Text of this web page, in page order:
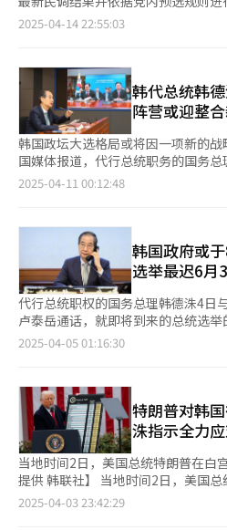
内共同参与大选，并直接提议韩德
韩德洙面对提议称会从实务方面进行
程。 11日，在首尔汝矣岛国民力量党总统候选人办公室，国民力
量党总统候选人金文洙（右）和前
抱致意。【图片来源 韩联社】
洙、李俊锡形成三者对决格局，三
7%。 政党支持率方面，共同民主党支持率为38%，国民力量党支
Public在本月23日至24日面向全国
保守阵营总统候选人适合度调查显示
第四。 在韩国盖洛普22日至24日面向全国18岁以上1005名选民进
行的未来政治领导人好感度调查中
东勋（8%）、洪准杓（7%）、金文洙
能受到韩德洙参选影响的问题，韩东
洪永林26日在汝矣岛竞选办公室举
人的支持者忠诚度非常高，因此不
何影响。” 另一方面，TV朝鲜委托民调机构K-stat Research在
23日至24日面向全国18岁以上1010
哲秀之间的差距分别为22、25和29个百分点。 国民
士表示，如果韩德洙正式加入总统
能随之变化，未来单一化谈判的推动也会
在国立大田显忠院举行的“第二届殉
代理总统职权的国务总理韩德洙正
社】
关税和贸易等议题的“2+2”形式磋商。 就韩美关税贸易问题
德洙指示成立经济安保战略特别工作
（音）担任支援组干事。 企划财政部将派出10名左右的负责人参
与磋商，包括负责关税贸易政策的
门负责人。产业部将派遣以负责美
的10名工作人员，考虑到阿拉斯加液
韩美造船领域合作可能成为磋商议
团队。
前雇佣劳动部长官金文洙、前大邱市
参选的呼声不断，这一格局仍存较大
所代表的选民意向将如何分散，也成为
体《Nocut新闻》委托韩国社会舆论
12日针对全国18岁以上男女1002人
在“泛保守阵营总统候选人支持率”
14.5%，韩东勋和前议员刘承旼均
卿瑗为6.4%，前党首李俊锡为5.4%
会议员安哲秀为3.3%。 然而，依据国民力量党最新通过的预选规
在该数据上，排名将出现变化。根
例”规定，所有党内预选相关舆论调
无特定支持政党者为对象。 据此，将上述调查中表明政党支持
为“国民力量”“无党派”或“不知
后，韩东勋支持率跃升至62.9%，超
为刘承旼（32.2%）、洪准杓（
世勋（9.7%）、安哲秀（8.4%）及李俊
布不参选的候选人后，具备晋级首轮
键，在于其在“政党支持未知”人群
据方面，在“国民力量党支持者”中
东勋21.3%，洪准杓14.0%，罗卿
党派人士”中，刘承旼支持率为
12.4%。而在“政党支持不知道”的
远高于其他人选。 不过，由于党章规定明确仅限“国民力量党支
持者”与“无党派人士”参与预选相
除“不知道”选项。这意味着，此类
2025-04-14 22:55:03
韩代总统韩
阵营或迎整
韩国政坛大选格局或将因一项新的
国媒体报道，代行总统职务的国务
份参选，并与保守阵营实现候选人
性”与“行政稳定感”的候选人，以
选人展开更有效对抗。在这一背景
温和稳健形象著称的韩德洙成为核心讨论对象。
报道，国民力量党内部多个总统参选
持高度警觉。一位不愿具名的竞选
我们的部分议员，最近态度开始模
关。”另一名竞选团队成员则表示，
体活动，包括提名宪法法院法官人选
入。 尽管韩德洙本人在与国务总理室高级官员座谈时曾表
示“连‘大选’两个字都不要提”，
守派资深议员指出：“很多时候，
时代所需。现在保守阵营氛围已经相
决断。” 舆论也为韩德洙的可能参选提供了有力支撑。根据
Embrain Public、Kstat Research
Hankook Research四家机构于本月
标调查（NBS），有56%的受访者
2025-04-11 00:12:48
韩国政府或
选举最迟6月
代行总统职权的国务总理韩德洙4日
卢泰岳通话，就即将到来的总统选
论。 据韩国国务总理办公室4日消息，韩德洙表示，在当前政治动
进行。” 韩德洙指出，此次选举不仅关乎新一任总统的选出，更
是韩国未来发展与国民团结的重要
管理工作，确保选举过程严谨有序，
举。 卢泰岳回应称，中央选举管理委员会将坚定推进选举公正管
理工作，并与政府保持紧密合作，以
目前选管委正在与政府积极协调，并
悉，韩国政府可能在8日举行的定期
日期的相关议案。根据《公职选举法
2025-04-05 01:16:30
特朗普对韩
洙指示全力
当地时间2日，美国总统特朗普在白
提供 韩联社】 当地时间2日，美国总统特朗普宣布对所有贸易伙伴
征收“对等关税”，根据这一行政命
2025-04-03 23:42:29